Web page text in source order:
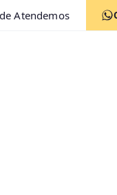
Atendemos